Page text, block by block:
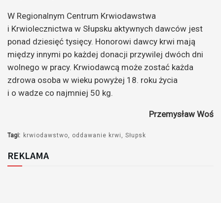
W Regionalnym Centrum Krwiodawstwa
i Krwiolecznictwa w Słupsku aktywnych dawców jest
ponad dziesięć tysięcy. Honorowi dawcy krwi mają
między innymi po każdej donacji przywilej dwóch dni
wolnego w pracy. Krwiodawcą może zostać każda
zdrowa osoba w wieku powyżej 18. roku życia
i o wadze co najmniej 50 kg.
Przemysław Woś
Tagi: krwiodawstwo oddawanie krwi Słupsk
REKLAMA